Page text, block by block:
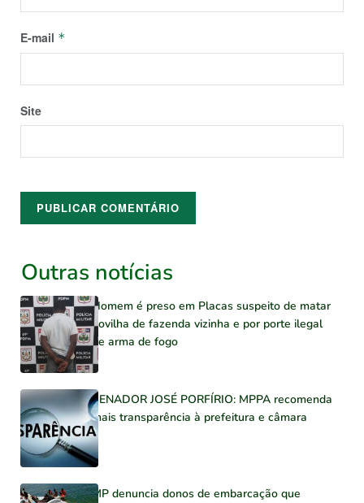
E-mail *
Site
Outras notícias
Homem é preso em Placas suspeito de matar
novilha de fazenda vizinha e por porte ilegal
de arma de fogo
SENADOR JOSÉ PORFÍRIO: MPPA recomenda
mais transparência à prefeitura e câmara
MP denuncia donos de embarcação que